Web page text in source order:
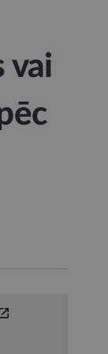
vai